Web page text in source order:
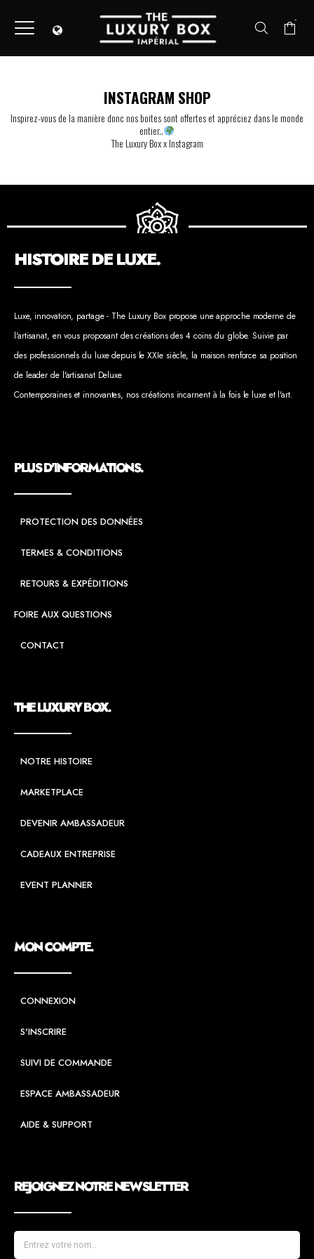
-
INSTAGRAM SHOP
Inspirez-vous de la manière donc nos boites sont offertes et appréciez dans le monde
entier..
The Luxury Box x Instagram
HISTOIRE DE LUXE.
Luxe, innovation, partage - The Luxury Box propose une approche moderne de
l'artisanat, en vous proposant des créations des 4 coins du globe. Suivie par
des professionnels du luxe depuis le XXIe siècle, la maison renforce sa position
de leader de l'artisanat Deluxe
Contemporaines et innovantes, nos créations incarnent à la fois le luxe et l'art.
PLUS D'INFORMATIONS.
PROTECTION DES DONNÉES
TERMES & CONDITIONS
RETOURS & EXPÉDITIONS
FOIRE AUX QUESTIONS
CONTACT
THE LUXURY BOX.
NOTRE HISTOIRE
MARKETPLACE
DEVENIR AMBASSADEUR
CADEAUX ENTREPRISE
EVENT PLANNER
MON COMPTE.
CONNEXION
S'INSCRIRE
SUIVI DE COMMANDE
ESPACE AMBASSADEUR
AIDE & SUPPORT
REJOIGNEZ NOTRE NEWSLETTER